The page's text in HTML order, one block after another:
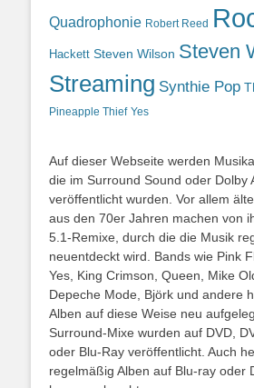
Quadrophonie Robert Reed
Hackett Steven Wilson Steven
Streaming Synthie Pop
Pineapple Thief Yes
Auf dieser Webseite werden
die im Surround Sound oder Dolby
veröffentlicht wurden. Vor allem
aus den 70er Jahren machen von
5.1-Remixe, durch die die Musik
neuentdeckt wird. Bands wie Pink
Yes, King Crimson, Queen, Mike
Depeche Mode, Björk und andere
Alben auf diese Weise neu
Surround-Mixe wurden auf DVD,
oder Blu-Ray veröffentlicht. Auch
regelmäßig Alben auf Blu-ray oder